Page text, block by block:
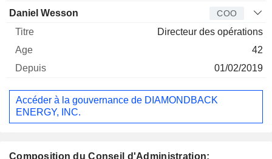
Daniel Wesson COO
Directeur des opérations
42
01/02/2019
Accéder à la gouvernance de DIAMONDBACK
ENERGY, INC.
Composition du Conseil d'Administration: